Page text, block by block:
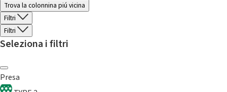
Trova la colonnina piú vicina
Filtri
Filtri
Seleziona i filtri
Presa